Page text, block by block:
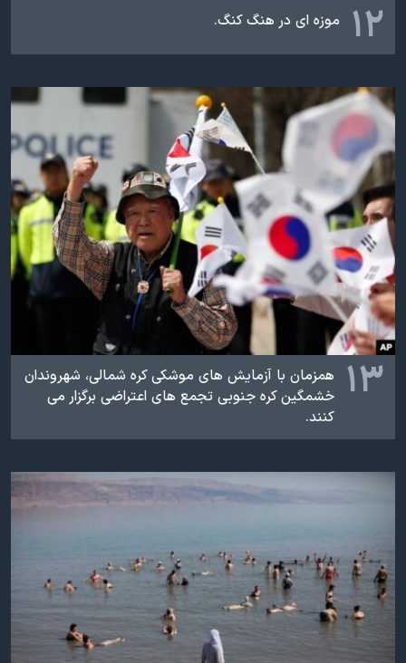
۱۲ موزه ای در هنگ کنگ.
۱۳
همزمان با آزمایش های موشکی کره شمالی، شهروندان
خشمگین کره جنوبی تجمع های اعتراضی برگزار می
کنند.